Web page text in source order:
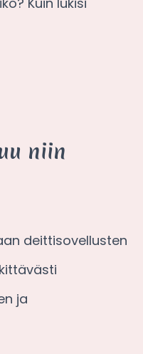
niin
deittisovellusten
ja